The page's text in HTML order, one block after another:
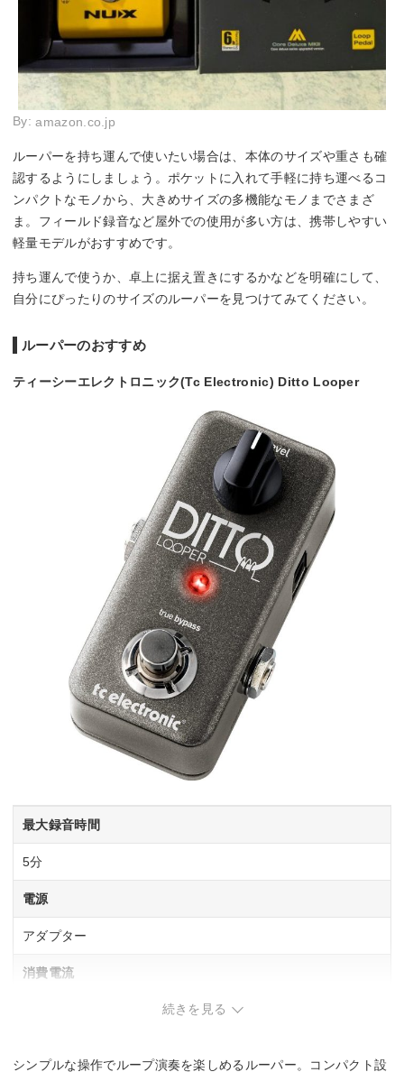
By:amazon.co.jp
ルーパーを持ち運んで使いたい場合は、本体のサイズや重さも確
認するようにしましょう。ポケットに入れて手軽に持ち運べるコ
ンパクトなモノから、大きめサイズの多機能なモノまでさまざ
ま。フィールド録音など屋外での使用が多い方は、携帯しやすい
軽量モデルがおすすめです。
持ち運んで使うか、卓上に据え置きにするかなどを明確にして、
自分にぴったりのサイズのルーパーを見つけてみてください。
ルーパーのおすすめ
ティーシーエレクトロニック(Tc Electronic) Ditto Looper
最大録音時間
5分
電源
アダプター
消費電流
続きを見る
シンプルな操作でループ演奏を楽しめるルーパー。コンパクト設